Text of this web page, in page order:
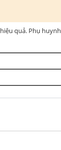
quả. Phụ